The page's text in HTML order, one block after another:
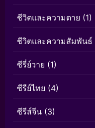
ชีวิตและความตาย (1)
ชีวิตและความสัมพันธ์
ซีรี่ย์วาย (1)
ซีรีย์ไทย (4)
ซีรีส์จีน (3)